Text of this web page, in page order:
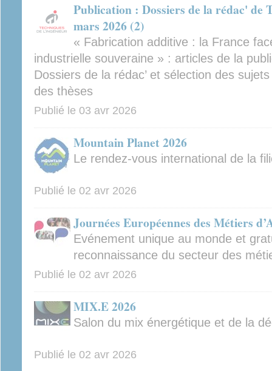
Publication : Dossiers de la rédac' de
mars 2026 (2)
« Fabrication additive : la France
industrielle souveraine » : articles de la
Dossiers de la rédac’ et sélection des
des thèses
Publié le 03 avr 2026
Mountain Planet 2026
Le rendez-vous international de la
Publié le 02 avr 2026
Journées Européennes des Métiers
Evénement unique au monde et
reconnaissance du secteur des
Publié le 02 avr 2026
MIX.E 2026
Salon du mix énergétique et de la
Publié le 02 avr 2026